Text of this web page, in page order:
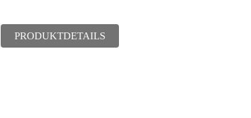
PRODUKTDETAILS